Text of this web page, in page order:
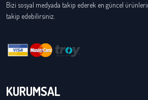
Bizi sosyal medyada takip ederek en güncel
takip edebilirsiniz.
KURUMSAL